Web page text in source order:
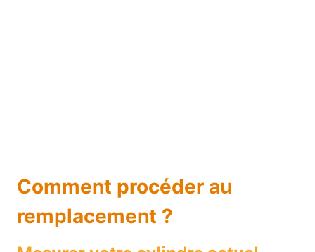
Comment procéder au
remplacement ?